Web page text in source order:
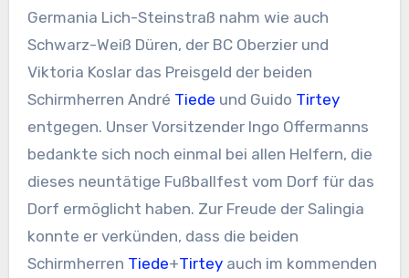
Germania Lich-Steinstraß nahm wie auch
Schwarz-Weiß Düren, der BC Oberzier und
Viktoria Koslar das Preisgeld der beiden
Schirmherren André Tiede und Guido Tirtey
entgegen. Unser Vorsitzender Ingo Offermanns
bedankte sich noch einmal bei allen Helfern, die
dieses neuntätige Fußballfest vom Dorf für das
Dorf ermöglicht haben. Zur Freude der Salingia
konnte er verkünden, dass die beiden
Schirmherren Tiede+Tirteyauch im kommenden